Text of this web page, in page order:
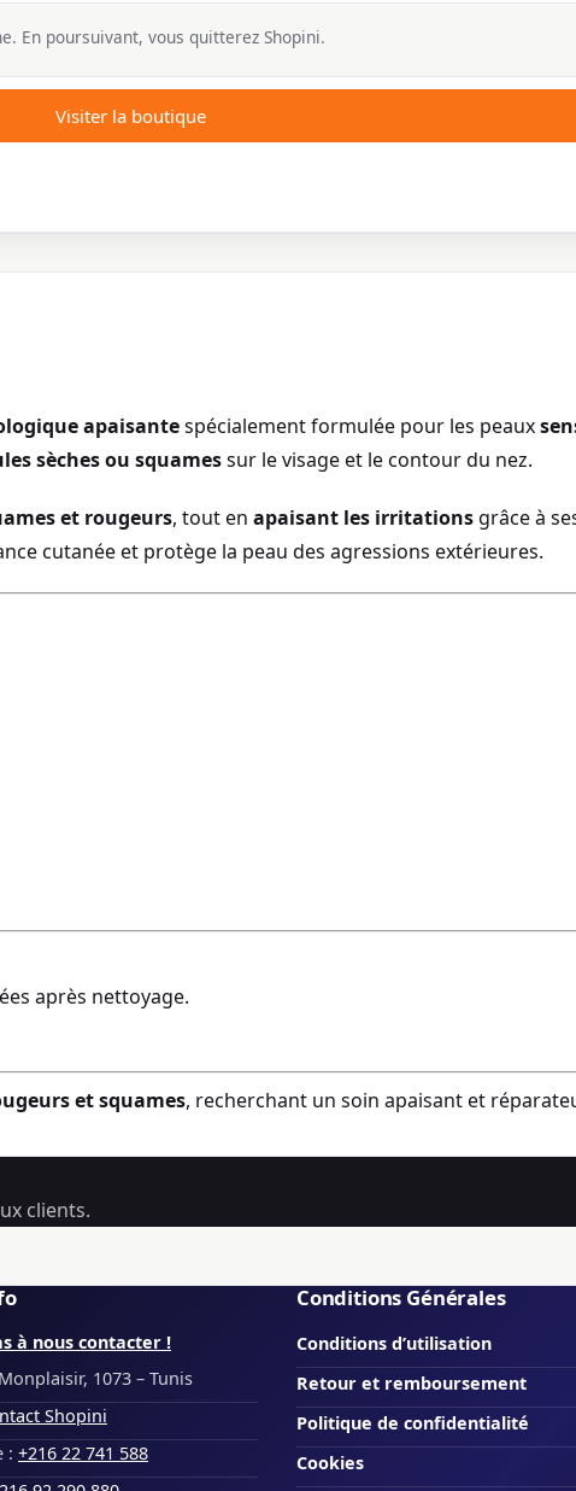
En poursuivant, vous quitterez Shopini.
Visiter la boutique
apaisantespécialement formulée pour les peaux
sèches ou squamessur le visage et le contour du nez.
et rougeurs, tout en apaisant les irritations grâce à
cutanée et protège la peau des agressions extérieures.
après nettoyage.
et squames, recherchant un soin apaisant et
clients.
à nous contacter !
1073 – Tunis
Shopini
: +216 22 741 588
Conditions Générales
Conditions d’utilisation
Retour et remboursement
Politique de confidentialité
Cookies